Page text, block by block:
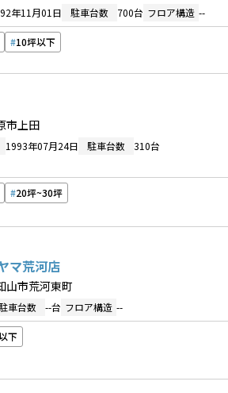
年11月01日 駐車台数 700台 フロア構造 --
10坪以下
市上田
1993年07月24日 駐車台数
310台
20坪~30坪
マ荒河店
山市荒河東町
車台数 --台 フロア構造 --
下